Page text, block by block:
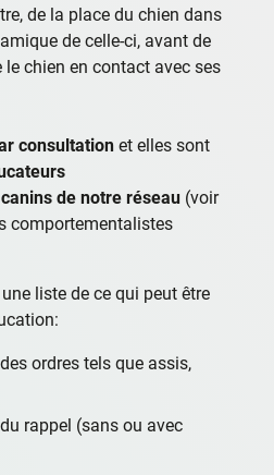
de la place du chien dans
de celle-ci, avant de
chien en contact avec ses
consultationet elles sont
de notre réseau (voir
comportementalistes
liste de ce qui peut être
ordres tels que assis,
rappel (sans ou avec